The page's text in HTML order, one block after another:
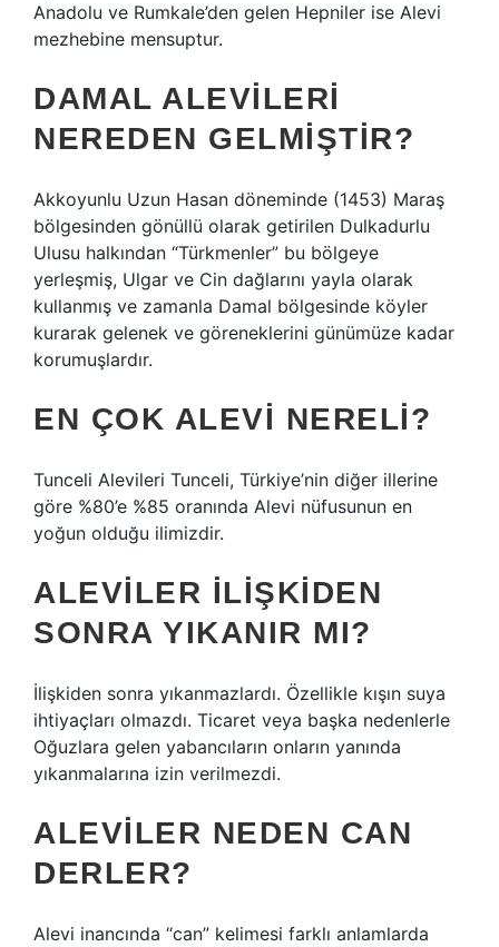
Anadolu ve Rumkale’den gelen Hepniler ise Alevi
mezhebine mensuptur.
DAMAL ALEVILERI
NEREDEN GELMIŞTIR?
Akkoyunlu Uzun Hasan döneminde (1453) Maraş
bölgesinden gönüllü olarak getirilen Dulkadurlu
Ulusu halkından “Türkmenler” bu bölgeye
yerleşmiş, Ulgar ve Cin dağlarını yayla olarak
kullanmış ve zamanla Damal bölgesinde köyler
kurarak gelenek ve göreneklerini günümüze kadar
korumuşlardır.
EN ÇOK ALEVI NERELI?
Tunceli Alevileri Tunceli, Türkiye’nin diğer illerine
göre %80’e %85 oranında Alevi nüfusunun en
yoğun olduğu ilimizdir.
ALEVILER ILIŞKIDEN
SONRA YIKANIR MI?
İlişkiden sonra yıkanmazlardı. Özellikle kışın suya
ihtiyaçları olmazdı. Ticaret veya başka nedenlerle
Oğuzlara gelen yabancıların onların yanında
yıkanmalarına izin verilmezdi.
ALEVILER NEDEN CAN
DERLER?
Alevi inancında “can” kelimesi farklı anlamlarda